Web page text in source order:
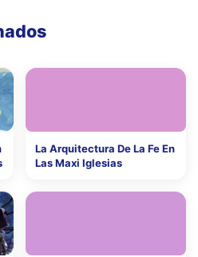
La Arquitectura De La Fe En
Las Maxi Iglesias